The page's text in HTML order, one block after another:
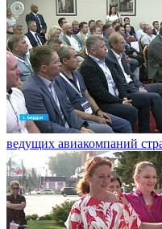
ведущих авиакомпаний